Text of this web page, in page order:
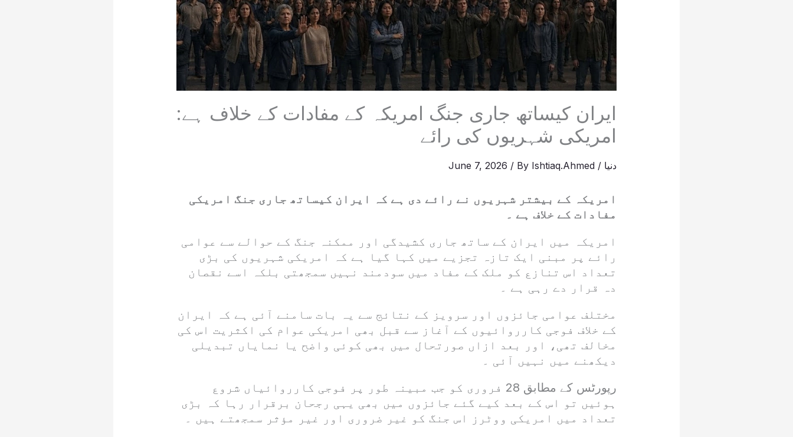
ایران کیساتھ جاری جنگ امریکہ کے مفادات کے خلاف ہے:
امریکی شہریوں کی رائے
دنیا /
June 7, 2026 / By Ishtiaq.Ahmed
امریکہ کے بیشتر شہریوں نے رائے دی ہے کہ ایران کیساتھ جاری جنگ امریکی
مفادات کے خلاف ہے ۔
امریکہ میں ایران کے ساتھ جاری کشیدگی اور ممکنہ جنگ کے حوالے سے عوامی
رائے پر مبنی ایک تازہ تجزیے میں کہا گیا ہے کہ امریکی شہریوں کی بڑی
تعداد اس تنازع کو ملک کے مفاد میں سودمند نہیں سمجھتی بلکہ اسے نقصان
دہ قرار دے رہی ہے ۔
مختلف عوامی جائزوں اور سرویز کے نتائج سے یہ بات سامنے آئی ہے کہ ایران
کے خلاف فوجی کارروائیوں کے آغاز سے قبل بھی امریکی عوام کی اکثریت اس کی
مخالف تھی، اور بعد ازاں صورتحال میں بھی کوئی واضح یا نمایاں تبدیلی
دیکھنے میں نہیں آئی ۔
رپورٹس کے مطابق 28 فروری کو جب مبینہ طور پر فوجی کارروائیاں شروع
ہوئیں تو اس کے بعد کیے گئے جائزوں میں بھی یہی رجحان برقرار رہا کہ بڑی
تعداد میں امریکی ووٹرز اس جنگ کو غیر ضروری اور غیر مؤثر سمجھتے ہیں ۔